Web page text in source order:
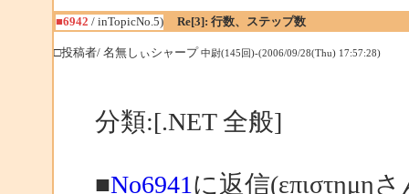
■6942 / inTopicNo.5) Re[3]: 行数、ステップ数
□投稿者/ 名無しぃシャープ 中尉(145回)-(2006/09/28(Thu) 17:57:28)
分類:[.NET 全般]
■No6941 に返信(επιστημη